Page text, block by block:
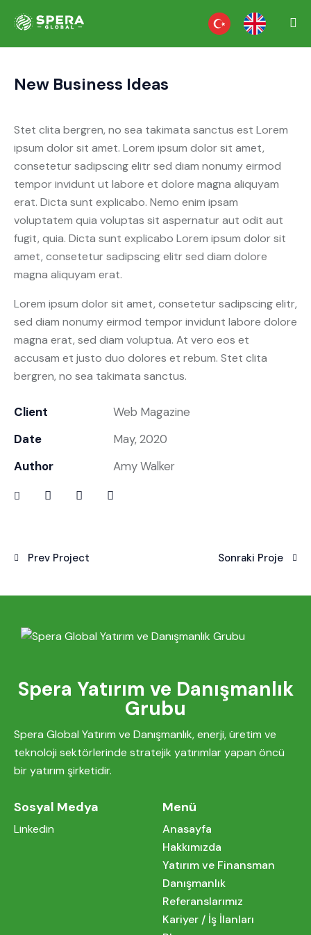
New Business Ideas
Stet clita bergren, no sea takimata sanctus est Lorem
ipsum dolor sit amet. Lorem ipsum dolor sit amet,
consetetur sadipscing elitr sed diam nonumy eirmod
tempor invidunt ut labore et dolore magna aliquyam
erat. Dicta sunt explicabo. Nemo enim ipsam
voluptatem quia voluptas sit aspernatur aut odit aut
fugit, quia. Dicta sunt explicabo Lorem ipsum dolor sit
amet, consetetur sadipscing elitr sed diam dolore
magna aliquyam erat.
Lorem ipsum dolor sit amet, consetetur sadipscing elitr,
sed diam nonumy eirmod tempor invidunt labore dolore
magna erat, sed diam voluptua. At vero eos et
accusam et justo duo dolores et rebum. Stet clita
bergren, no sea takimata sanctus.
Client
Web Magazine
Date
May, 2020
Author
Amy Walker
Prev Project Sonraki Proje
Spera Yatırım ve Danışmanlık
Grubu
Spera Global Yatırım ve Danışmanlık, enerji, üretim ve
teknoloji sektörlerinde stratejik yatırımlar yapan öncü
bir yatırım şirketidir.
Sosyal Medya
Linkedin
Menü
Anasayfa
Hakkımızda
Yatırım ve Finansman
Danışmanlık
Referanslarımız
Kariyer / İş İlanları